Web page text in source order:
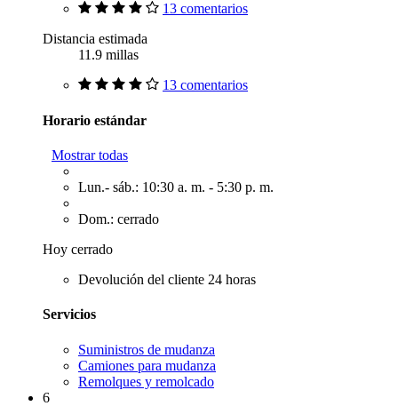
13 comentarios
Distancia estimada
11.9 millas
13 comentarios
Horario estándar
Mostrar todas
Lun.- sáb.: 10:30 a. m. - 5:30 p. m.
Dom.: cerrado
Hoy cerrado
Devolución del cliente 24 horas
Servicios
Suministros de mudanza
Camiones para mudanza
Remolques y remolcado
6